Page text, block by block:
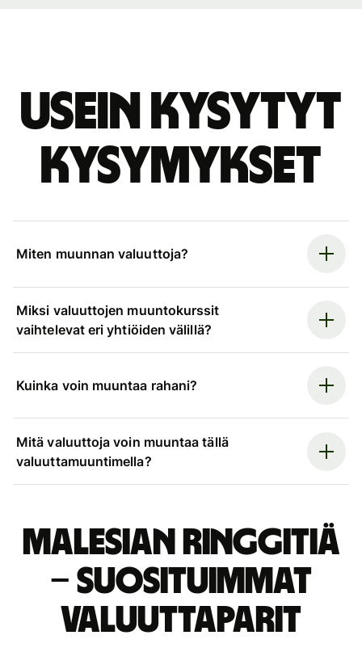
Usein kysytyt
kysymykset
Miten muunnan valuuttoja?
Miksi valuuttojen muuntokurssit
vaihtelevat eri yhtiöiden välillä?
Kuinka voin muuntaa rahani?
Mitä valuuttoja voin muuntaa tällä
valuuttamuuntimella?
Malesian ringgitiä
– suosituimmat
valuuttaparit